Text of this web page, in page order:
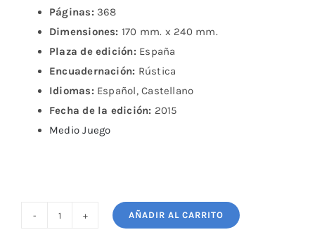
Páginas: 368
Dimensiones: 170 mm. x 240 mm.
Plaza de edición: España
Encuadernación: Rústica
Idiomas: Español, Castellano
Fecha de la edición: 2015
Medio Juego
AÑADIR AL CARRITO